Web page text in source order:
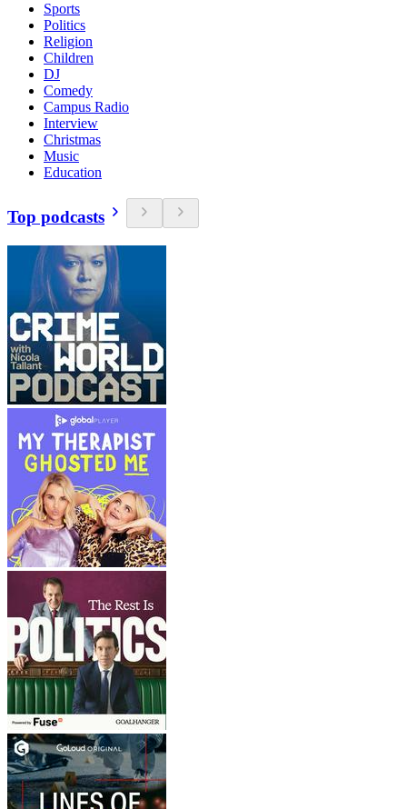
Sports
Politics
Religion
Children
DJ
Comedy
Campus Radio
Interview
Christmas
Music
Education
Top podcasts